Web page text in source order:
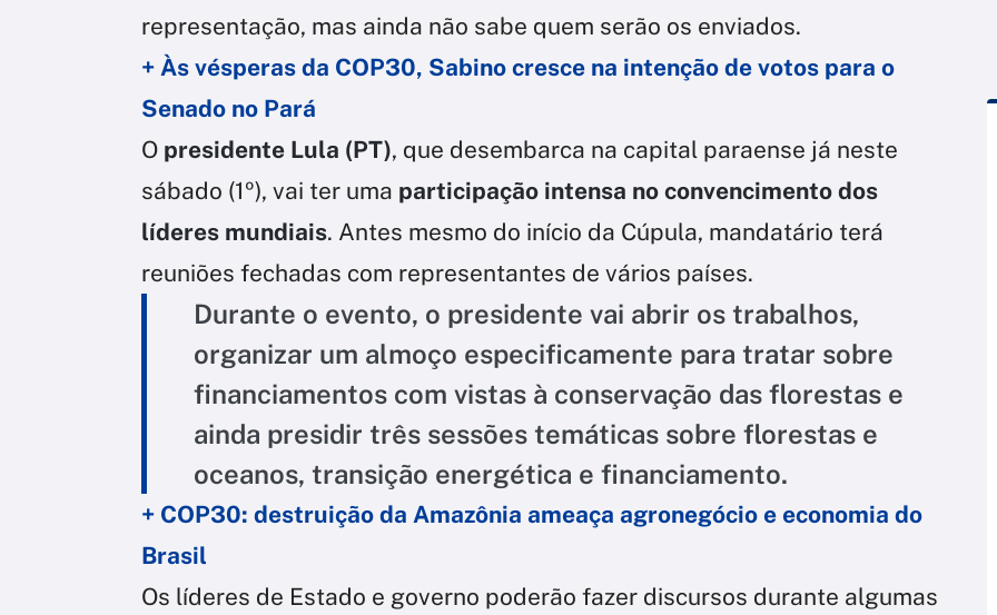
representação, mas ainda não sabe quem serão os enviados.
+ Às vésperas da COP30, Sabino cresce na intenção de votos para o
Senado no Pará
O presidente Lula (PT), que desembarca na capital paraense já neste
sábado (1º), vai ter uma participação intensa no convencimento dos
líderes mundiais. Antes mesmo do início da Cúpula, mandatário terá
reuniões fechadas com representantes de vários países.
Durante o evento, o presidente vai abrir os trabalhos,
organizar um almoço especificamente para tratar sobre
financiamentos com vistas à conservação das florestas e
ainda presidir três sessões temáticas sobre florestas e
oceanos, transição energética e financiamento.
+ COP30: destruição da Amazônia ameaça agronegócio e economia do
Brasil
Os líderes de Estado e governo poderão fazer discursos durante algumas